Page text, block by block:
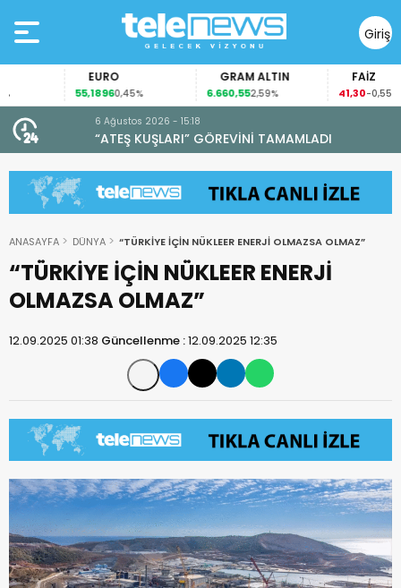
Giriş
Yap
EURO
55,18960,45%
GRAM ALTIN
6.660,552,59%
FAİZ
41,30-0,55%
6 Ağustos 2026 - 15:18
“ATEŞ KUŞLARI” GÖREVİNİ TAMAMLADI
ANASAYFA DÜNYA “TÜRKİYE İÇİN NÜKLEER ENERJİ OLMAZSA OLMAZ”
“TÜRKİYE İÇİN NÜKLEER ENERJİ
OLMAZSA OLMAZ”
12.09.2025 01:38 Güncellenme :12.09.2025 12:35